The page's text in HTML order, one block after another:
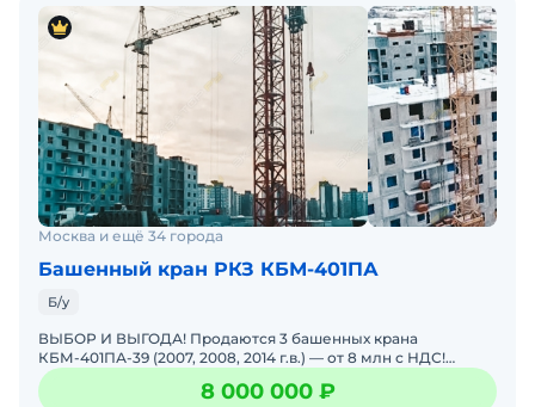
Москва и ещё 34 города
Башенный кран РКЗ КБМ-401ПА
Б/у
ВЫБОР И ВЫГОДА! Продаются 3 башенных крана
КБМ-401ПА-39 (2007, 2008, 2014 г.в.) — от 8 млн с НДС!
СУПЕРПРЕДЛОЖЕНИЕ ДЛЯ СТРОЙКИ! Даём возможность
выбора и
8 000 000 ₽